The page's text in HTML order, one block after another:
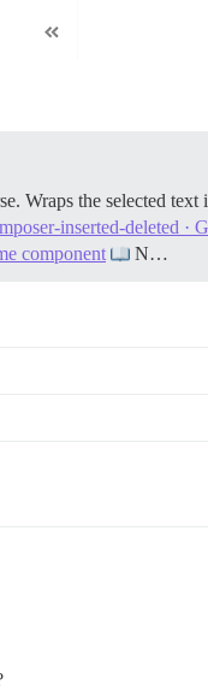
Wraps the selected
inserted-deleted ·
component N…